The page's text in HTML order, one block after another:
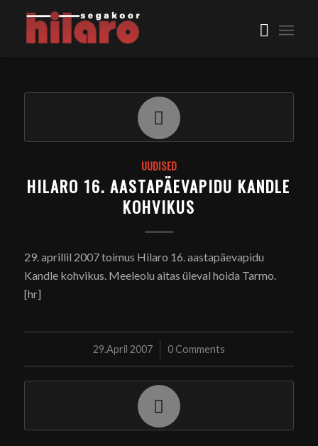
UUDISED
HILARO 16. AASTAPÄEVAPIDU KANDLE
KOHVIKUS
29. aprillil 2007 toimus Hilaro 16. aastapäevapidu
Kandle kohvikus. Meeleolu aitas üleval hoida Tarmo.
[hr]
29.April 2007
/ 0 Comments